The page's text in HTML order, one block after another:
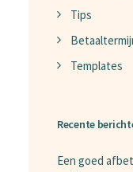
Tips
Templates
Recente
Een goed